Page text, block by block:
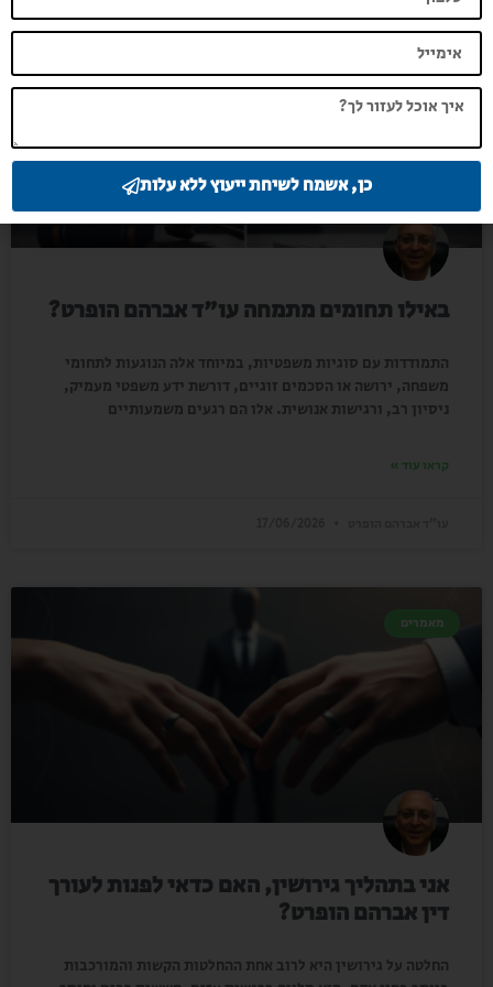
מאמרים
באילו תחומים מתמחה עו"ד אברהם הופרט?
התמודדות עם סוגיות משפטיות, במיוחד אלה הנוגעות לתחומי
משפחה, ירושה או הסכמים זוגיים, דורשת ידע משפטי מעמיק,
ניסיון רב, ורגישות אנושית. אלו הם רגעים משמעותיים
קראו עוד »
מאמרים
אני בתהליך גירושין, האם כדאי לפנות לעורך
דין אברהם הופרט?
החלטה על גירושין היא לרוב אחת ההחלטות הקשות והמורכבות
כן, אשמח לשיחת ייעוץ ללא עלות